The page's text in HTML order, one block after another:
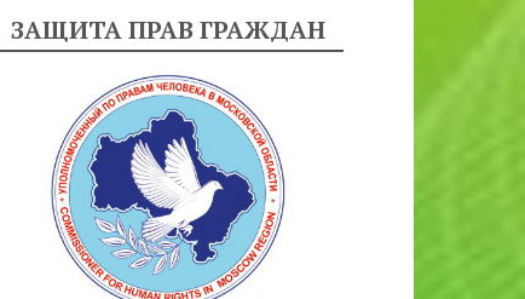
ЗАЩИТА ПРАВ ГРАЖДАН